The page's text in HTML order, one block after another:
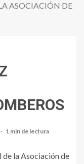
ASOCIACIÓN DE
1 min de lectura
de la Asociación de